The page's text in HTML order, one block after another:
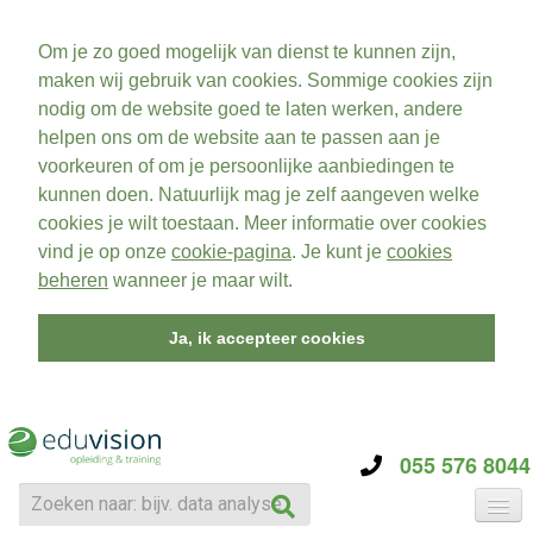
Om je zo goed mogelijk van dienst te kunnen zijn,
maken wij gebruik van cookies. Sommige cookies zijn
nodig om de website goed te laten werken, andere
helpen ons om de website aan te passen aan je
voorkeuren of om je persoonlijke aanbiedingen te
kunnen doen. Natuurlijk mag je zelf aangeven welke
cookies je wilt toestaan. Meer informatie over cookies
vind je op onze cookie-pagina. Je kunt je cookies
beheren wanneer je maar wilt.
Ja, ik accepteer cookies
055 576 8044